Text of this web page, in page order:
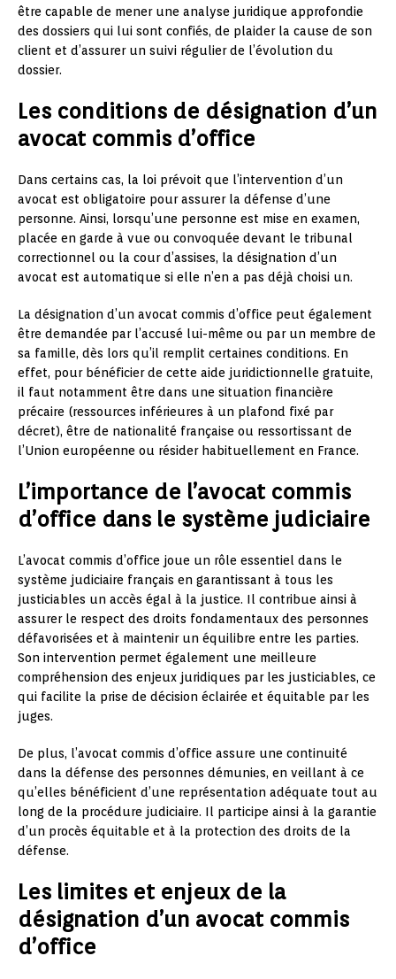
être capable de mener une analyse juridique approfondie
des dossiers qui lui sont confiés, de plaider la cause de son
client et d’assurer un suivi régulier de l’évolution du
dossier.
Les conditions de désignation d’un
avocat commis d’office
Dans certains cas, la loi prévoit que l’intervention d’un
avocat est obligatoire pour assurer la défense d’une
personne. Ainsi, lorsqu’une personne est mise en examen,
placée en garde à vue ou convoquée devant le tribunal
correctionnel ou la cour d’assises, la désignation d’un
avocat est automatique si elle n’en a pas déjà choisi un.
La désignation d’un avocat commis d’office peut également
être demandée par l’accusé lui-même ou par un membre de
sa famille, dès lors qu’il remplit certaines conditions. En
effet, pour bénéficier de cette aide juridictionnelle gratuite,
il faut notamment être dans une situation financière
précaire (ressources inférieures à un plafond fixé par
décret), être de nationalité française ou ressortissant de
l’Union européenne ou résider habituellement en France.
L’importance de l’avocat commis
d’office dans le système judiciaire
L’avocat commis d’office joue un rôle essentiel dans le
système judiciaire français en garantissant à tous les
justiciables un accès égal à la justice. Il contribue ainsi à
assurer le respect des droits fondamentaux des personnes
défavorisées et à maintenir un équilibre entre les parties.
Son intervention permet également une meilleure
compréhension des enjeux juridiques par les justiciables, ce
qui facilite la prise de décision éclairée et équitable par les
juges.
De plus, l’avocat commis d’office assure une continuité
dans la défense des personnes démunies, en veillant à ce
qu’elles bénéficient d’une représentation adéquate tout au
long de la procédure judiciaire. Il participe ainsi à la garantie
d’un procès équitable et à la protection des droits de la
défense.
Les limites et enjeux de la
désignation d’un avocat commis
d’office